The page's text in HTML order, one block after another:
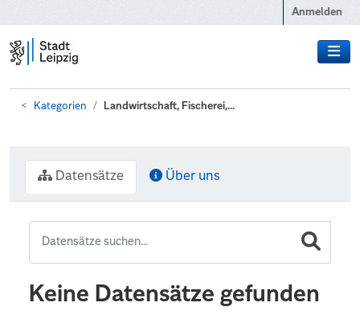
Anmelden
Kategorien Landwirtschaft, Fischerei,...
Datensätze Über uns
Keine Datensätze gefunden